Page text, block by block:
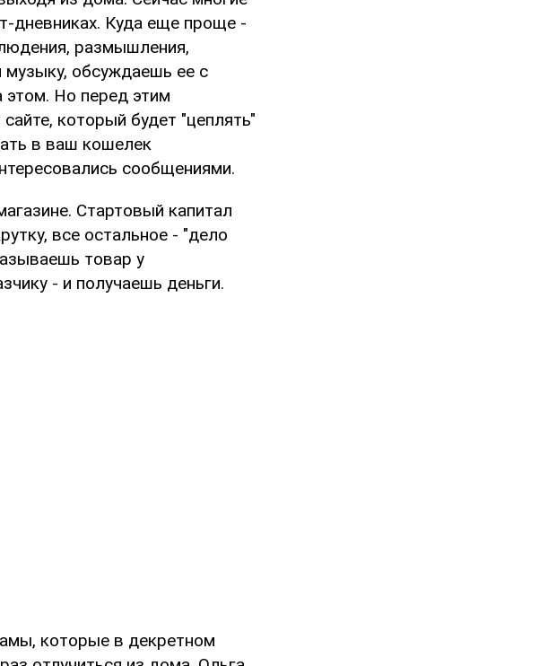
дневниках. Куда еще проще -
размышления,
обсуждаешь ее с
этом. Но перед этим
который будет "цеплять"
в ваш кошелек
сообщениями.
Стартовый капитал
все остальное - "дело
товар у
- и получаешь деньги.
которые в декретном